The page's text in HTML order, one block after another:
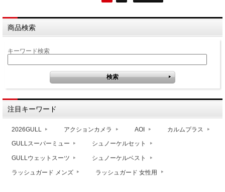
商品検索
キーワード検索
注目キーワード
2026GULL アクションカメラ AOI カルムプラス
GULLスーパーミュー シュノーケルセット
GULLウェットスーツ シュノーケルベスト
ラッシュガード メンズ ラッシュガード 女性用